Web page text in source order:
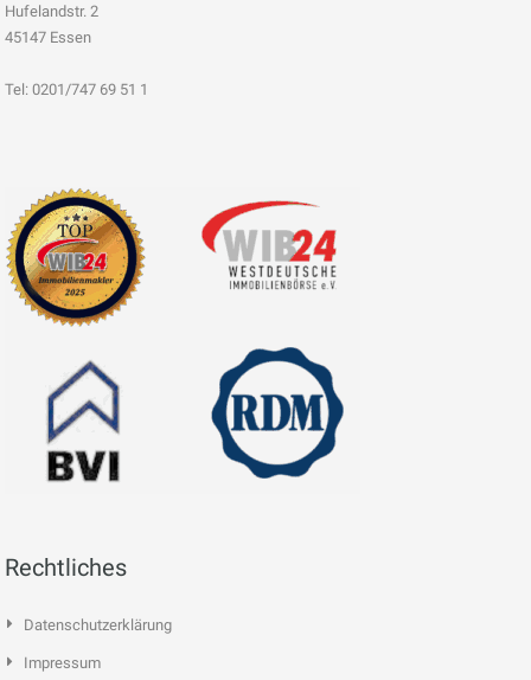
Hufelandstr. 2
45147 Essen
Tel: 0201/747 69 51 1
Rechtliches
Datenschutzerklärung
Impressum